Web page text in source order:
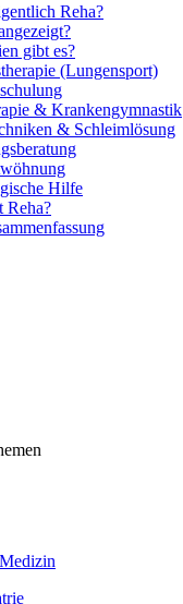
Reha?
gibt es?
(Lungensport)
& Krankengymnastik
& Schleimlösung
Hilfe
Reha?